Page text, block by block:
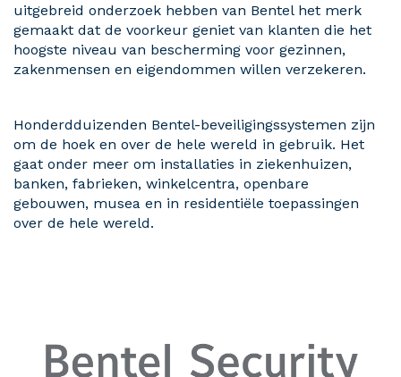
uitgebreid onderzoek hebben van Bentel het merk
gemaakt dat de voorkeur geniet van klanten die het
hoogste niveau van bescherming voor gezinnen,
zakenmensen en eigendommen willen verzekeren.
Honderdduizenden Bentel-beveiligingssystemen zijn
om de hoek en over de hele wereld in gebruik. Het
gaat onder meer om installaties in ziekenhuizen,
banken, fabrieken, winkelcentra, openbare
gebouwen, musea en in residentiële toepassingen
over de hele wereld.